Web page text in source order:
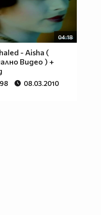
04:18
- Aisha (
Видео ) +
08.03.2010